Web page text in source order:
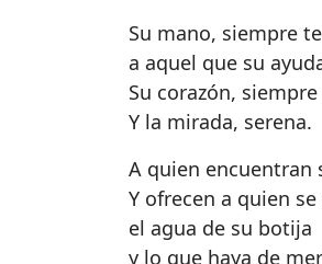
Su mano, siempre
a aquel que su
Su corazón,
Y la mirada, serena.
A quien encuentran
Y ofrecen a quien se
el agua de su botija
y lo que haya de